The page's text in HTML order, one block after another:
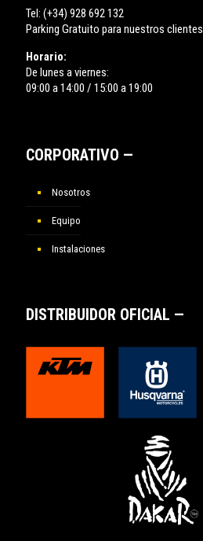
Tel: (+34) 928 692 132
Parking Gratuito para nuestros clientes
Horario:
De lunes a viernes:
09:00 a 14:00 / 15:00 a 19:00
CORPORATIVO —
Nosotros
Equipo
Instalaciones
DISTRIBUIDOR OFICIAL —